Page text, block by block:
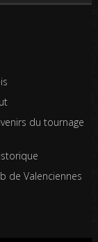
du tournage
de Valenciennes